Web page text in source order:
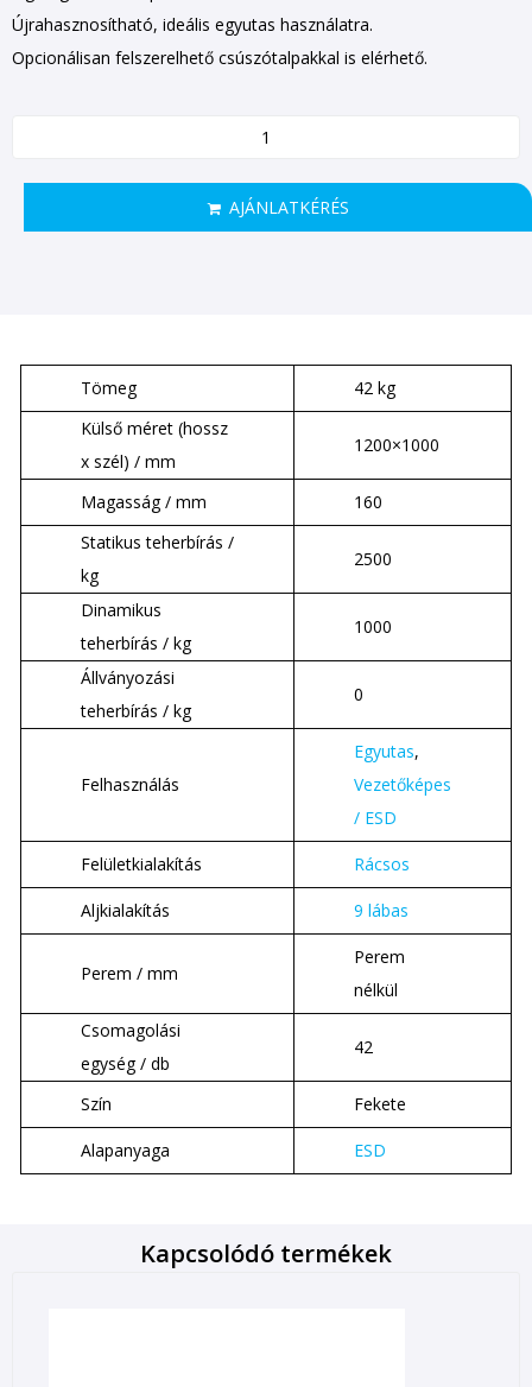
Újrahasznosítható, ideális egyutas használatra.
Opcionálisan felszerelhető csúszótalpakkal is elérhető.
AJÁNLATKÉRÉS
Tömeg
42 kg
Külső méret (hossz
x szél) / mm
1200×1000
Magasság / mm
160
Statikus teherbírás /
kg
2500
Dinamikus
teherbírás / kg
1000
Állványozási
teherbírás / kg
0
Felhasználás
Egyutas,
Vezetőképes
/ ESD
Felületkialakítás Rácsos
Aljkialakítás 9 lábas
Perem / mm
Perem
nélkül
Csomagolási
egység / db
42
Szín Fekete
Alapanyaga ESD
Kapcsolódó termékek